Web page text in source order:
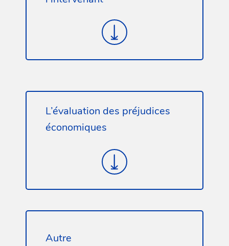
L’évaluation des préjudices
économiques
Autre